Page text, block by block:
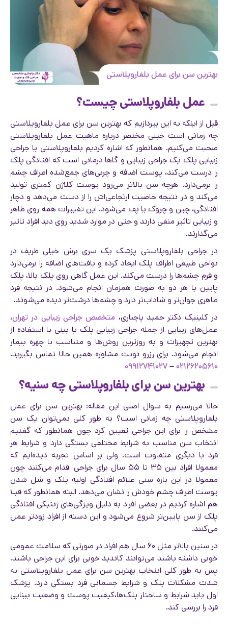
بهترین سن برای عمل بلفاروپلاستی
عمل بلفاروپلاستی چیست؟
قبل از اینکه به این بپردازیم که بهترین سن برای عمل بلفاروپلاستی
چه زمانی است خیلی مختصر درباره ماهیت عمل بلفاروپلاستی
صحبت می‌کنیم. همانطور که اشاره کردیم بلفاروپلاستی یا جراحی
زیبایی پلک یک جراحی زیبایی و گاها درمانی است که افتادگی پلک
را درست می‌کند، پوست اضافه و چربی‌های جمع‌شده اطراف چشم
را برمی‌دارد. هرچه سن بالاتر می‌رود پوست کلاژن کمتری تولید
می‌کند و در نتیجه خاصیت ارتجاعی‌اش را از دست می‌دهد و دچار
افتادگی، چین و چروک یا پف می‌شود. این تغییرات همه روی ظاهر
و زیبایی تاثیر منفی دارند و حتی در موارد شدید روی دید افراد تاثیر
می‌گذارند.
در جراحی بلفاروپلاستی پزشک یک سری برش خیلی ظریف در
نواحی طبیعی اطراف پلک ایجاد کرده و بافت‌های اضافه را برمی‌دارد
و فرم چشم‌ها را درست می‌کند. این عمل گاهی روی پلک بالا، پلک
پایین یا هر دو به صورت همزمان انجام می‌شود. در نتیجه فرد
ظاهری جوان‌تر و شاداب‌تر دارد و چشم‌ها درشت‌تر دیده می‌شوند.
در کلینیک دکتر حمید پاچناری، متخصص جراحی زیبایی در تهران،
عمل‌های زیبایی از جمله جراحی زیبایی پلک یا بینی با استفاده از
بهترین تجهیزات و به روزترین روش‌ها و متناسب با چهره بیمار
انجام می‌شود. برای رزرو نوبت مشاوره همین حالا تماس بگیرید.
۰۲۱۲۶۲۰۵۶۱۰–۰۹۹۱۲۷۴۱۰۲۷
بهترین سن برای بلفاروپلاستی چه سنیه؟
حالا می‌رسیم به سوال اصلی این مقاله: بهترین سن برای عمل
بلفاروپلاستی چه زمانی است؟ به طور کلی نمی‌توان یک سن
مشخص را برای این جراحی تعیین کرد چون همانطور که گفتیم
انتخاب سن مناسب به شرایط مختلفی بستگی دارد و شرایط هر
فرد با دیگری متفاوت است. ولی بر اساس تجربه دیده‌ایم که
معمولا افراد بین ۳۵ تا ۵۵ سال برای جراحی اقدام می‌کنند چون
معمولا در این بازه سنی علائم افتادگی اولیه پلک و شل شدن
پوست اطراف چشم خودش را نشان می‌دهد. البته همانطور که قبلا
هم اشاره کردیم در بعضی افراد به دلیل ویژگی‌های ژنتیکی افتادگی
پلک از سن پایین‌تر شروع می‌شود و این دسته از افراد زودتر عمل
می‌کنند.
در سنین بالاتر مثل ۶۰ سال هم افراد در صورتی که سلامت عمومی
خوبی داشته باشند می‌توانند کاندید خوبی برای این جراحی باشند.
پس به طور کلی انتخاب بهترین سن برای عمل بلفاروپلاستی به
شدت مشکلات پلک و شرایط جسمانی فرد بستگی دارد. پزشک
اول باید شرایط و ساختار پلک‌ها،‌کیفیت پوست و وضعیت بینایی
فرد را بررسی کند.